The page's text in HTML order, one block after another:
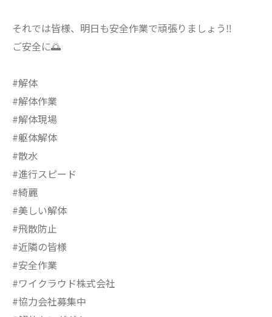
それでは皆様、明日も安全作業で頑張りましょう‼️
ご安全に🌅
#解体
#解体作業
#解体現場
#躯体解体
#散水
#進行スピード
#綺麗
#美しい解体
#飛散防止
#近隣の皆様
#安全作業
#ワイクラウド株式会社
#協力会社募集中